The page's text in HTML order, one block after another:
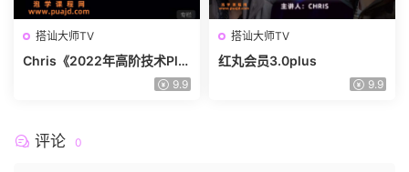
搭讪大师TV
Chris《2022年高阶技术Plu
9.9
搭讪大师TV
红丸会员3.0plus
9.9
评论 0